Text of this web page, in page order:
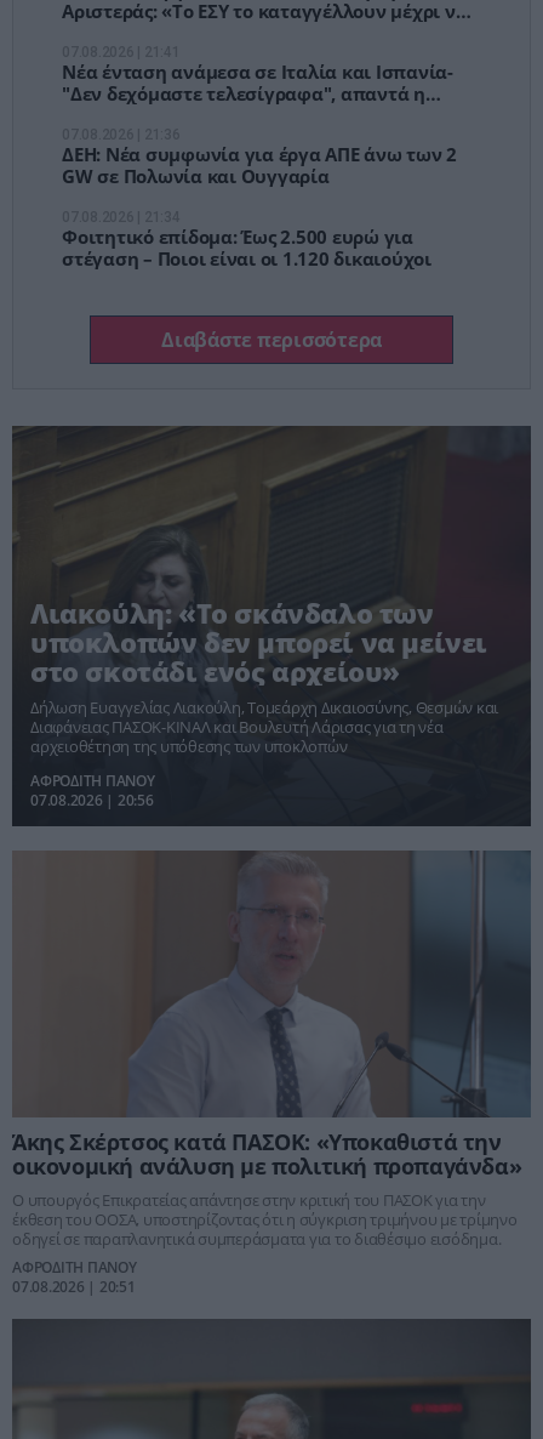
Αριστεράς: «Το ΕΣΥ το καταγγέλλουν μέχρι να
Νέα ένταση ανάμεσα σε Ιταλία και Ισπανία-
"Δεν δεχόμαστε τελεσίγραφα", απαντά η
ΔΕΗ: Νέα συμφωνία για έργα ΑΠΕ άνω των 2
GW σε Πολωνία και Ουγγαρία
Φοιτητικό επίδομα: Έως 2.500 ευρώ για
στέγαση – Ποιοι είναι οι 1.120 δικαιούχοι
Διαβάστε περισσότερα
Λιακούλη: «Το σκάνδαλο των
υποκλοπών δεν μπορεί να μείνει
στο σκοτάδι ενός αρχείου»
Δήλωση Ευαγγελίας Λιακούλη, Τομεάρχη Δικαιοσύνης, Θεσμών και
Διαφάνειας ΠΑΣΟΚ-ΚΙΝΑΛ και Βουλευτή Λάρισας για τη νέα
αρχειοθέτηση της υπόθεσης των υποκλοπών
ΑΦΡΟΔΙΤΗ ΠΑΝΟΥ
07.08.2026 | 20:56
Άκης Σκέρτσος κατά ΠΑΣΟΚ: «Υποκαθιστά την
οικονομική ανάλυση με πολιτική προπαγάνδα»
Ο υπουργός Επικρατείας απάντησε στην κριτική του ΠΑΣΟΚ για την
έκθεση του ΟΟΣΑ, υποστηρίζοντας ότι η σύγκριση τριμήνου με τρίμηνο
οδηγεί σε παραπλανητικά συμπεράσματα για το διαθέσιμο εισόδημα.
ΑΦΡΟΔΙΤΗ ΠΑΝΟΥ
07.08.2026 | 20:51